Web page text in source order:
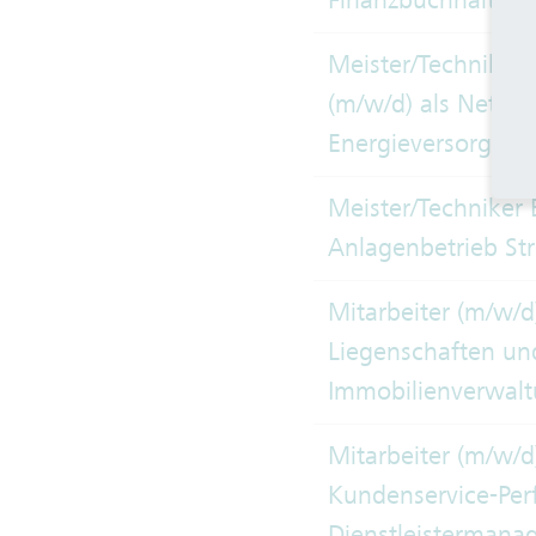
Meister/Techniker
(m/w/d) als
Meister/Techniker
Anlagenbetrieb
Mitarbeiter (m/w/
Liegenschaften
Mitarbeiter (m/w/
Kundenservice-